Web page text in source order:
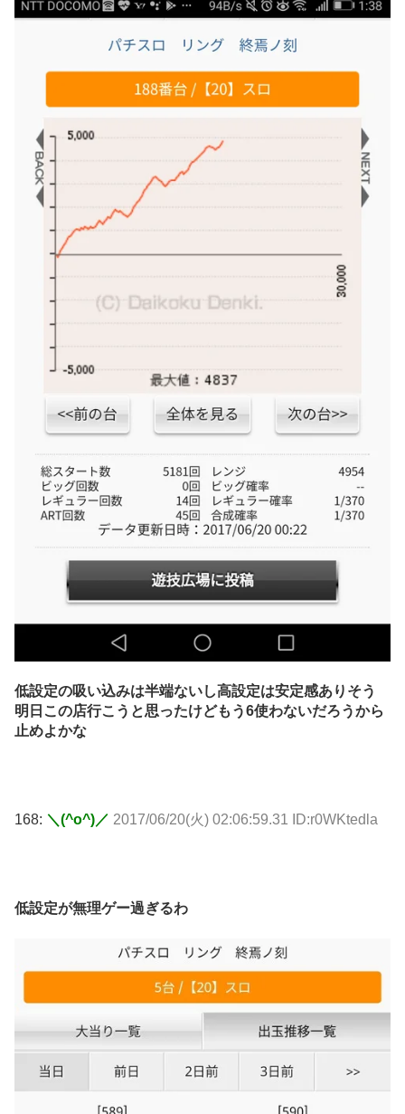
低設定の吸い込みは半端ないし高設定は安定感ありそう
明日この店行こうと思ったけどもう6使わないだろうから
止めよかな
168: ＼(^o^)／ 2017/06/20(火) 02:06:59.31 ID:r0WKtedla
低設定が無理ゲー過ぎるわ